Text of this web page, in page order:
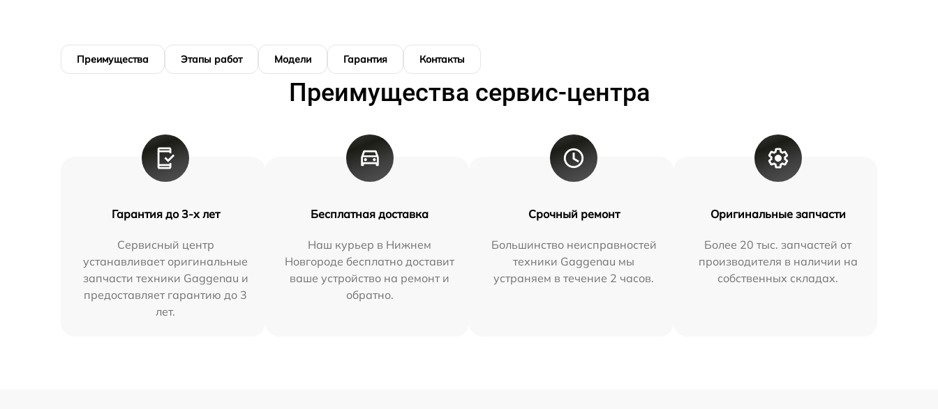
Преимущества Этапы работ Модели Гарантия Контакты
Преимущества сервис-центра
Гарантия до 3-х лет
Сервисный центр
устанавливает оригинальные
запчасти техники Gaggenau и
предоставляет гарантию до 3
лет.
Бесплатная доставка
Наш курьер в Нижнем
Новгороде бесплатно доставит
ваше устройство на ремонт и
обратно.
Срочный ремонт
Большинство неисправностей
техники Gaggenau мы
устраняем в течение 2 часов.
Оригинальные запчасти
Более 20 тыс. запчастей от
производителя в наличии на
собственных складах.